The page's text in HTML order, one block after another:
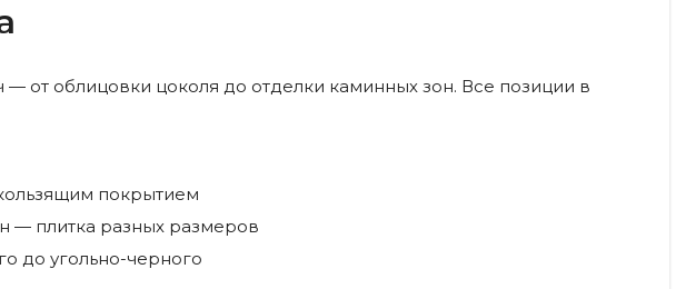
от облицовки цоколя до отделки каминных зон. Все позиции в
покрытием
— плитка разных размеров
до угольно-черного